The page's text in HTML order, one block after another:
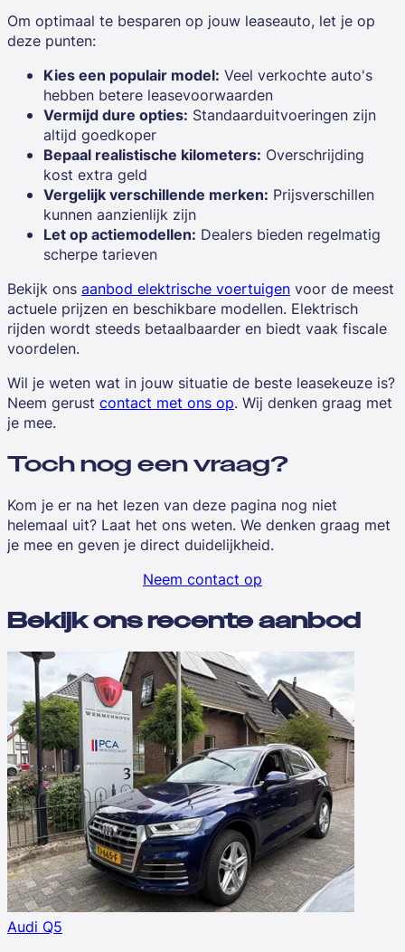
Om optimaal te besparen op jouw leaseauto, let je op
deze punten:
Kies een populair model: Veel verkochte auto's
hebben betere leasevoorwaarden
Vermijd dure opties: Standaarduitvoeringen zijn
altijd goedkoper
Bepaal realistische kilometers: Overschrijding
kost extra geld
Vergelijk verschillende merken: Prijsverschillen
kunnen aanzienlijk zijn
Let op actiemodellen: Dealers bieden regelmatig
scherpe tarieven
Bekijk ons aanbod elektrische voertuigen voor de meest
actuele prijzen en beschikbare modellen. Elektrisch
rijden wordt steeds betaalbaarder en biedt vaak fiscale
voordelen.
Wil je weten wat in jouw situatie de beste leasekeuze is?
Neem gerust contact met ons op. Wij denken graag met
je mee.
Toch nog een vraag?
Kom je er na het lezen van deze pagina nog niet
helemaal uit? Laat het ons weten. We denken graag met
je mee en geven je direct duidelijkheid.
Neem contact op
Bekijk ons recente aanbod
Audi Q5